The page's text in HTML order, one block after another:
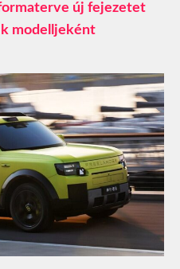
új fejezetet
modelljeként